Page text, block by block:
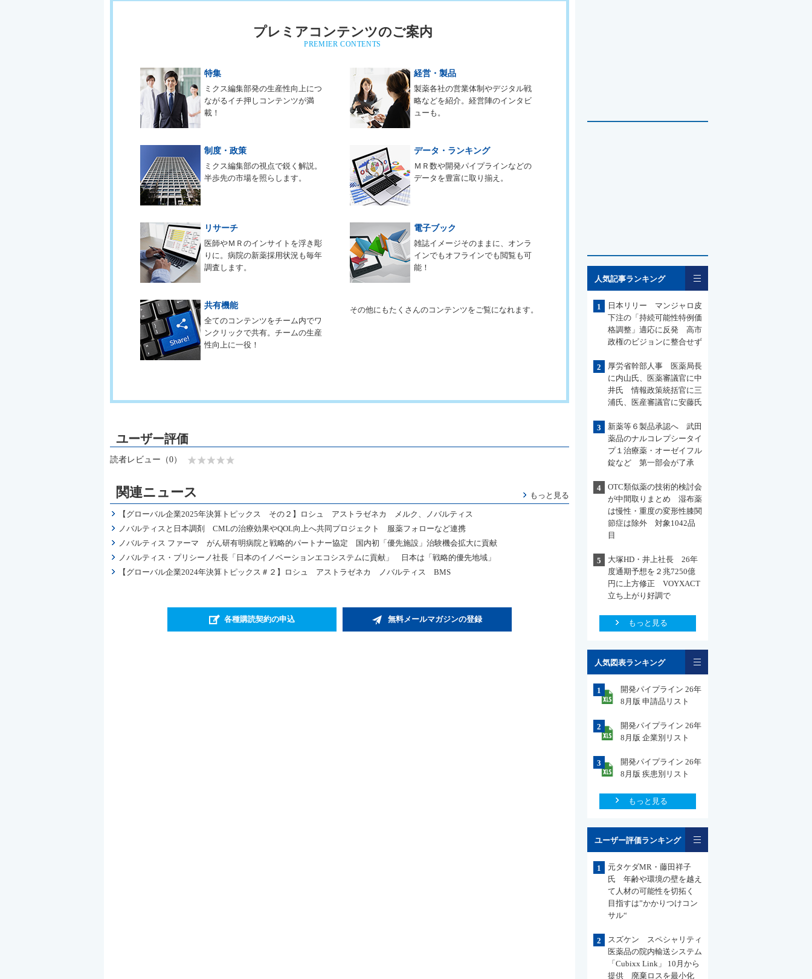
プレミアコンテンツのご案内
PREMIER CONTENTS
特集
ミクス編集部発の生産性向上につ
ながるイチ押しコンテンツが満
載！
経営・製品
製薬各社の営業体制やデジタル戦
略などを紹介。経営陣のインタビ
ューも。
制度・政策
ミクス編集部の視点で鋭く解説。
半歩先の市場を照らします。
データ・ランキング
ＭＲ数や開発パイプラインなどの
データを豊富に取り揃え。
リサーチ
医師やＭＲのインサイトを浮き彫
りに。病院の新薬採用状況も毎年
調査します。
電子ブック
雑誌イメージそのままに、オンラ
インでもオフラインでも閲覧も可
能！
共有機能
全てのコンテンツをチーム内でワ
ンクリックで共有。チームの生産
性向上に一役！
その他にもたくさんのコンテンツをご覧になれます。
読者レビュー（0）
関連ニュース もっと見る
【グローバル企業2025年決算トピックス その２】ロシュ アストラゼネカ メルク、ノバルティス
ノバルティスと日本調剤 CMLの治療効果やQOL向上へ共同プロジェクト 服薬フォローなど連携
ノバルティス ファーマ がん研有明病院と戦略的パートナー協定 国内初「優先施設」治験機会拡大に貢献
ノバルティス・プリシーノ社長「日本のイノベーションエコシステムに貢献」 日本は「戦略的優先地域」
【グローバル企業2024年決算トピックス＃２】ロシュ アストラゼネカ ノバルティス BMS
各種購読契約の申込 無料メールマガジンの登録
人気記事ランキング
1
日本リリー マンジャロ皮
下注の「持続可能性特例価
格調整」適応に反発 高市
政権のビジョンに整合せず
2
厚労省幹部人事 医薬局長
に内山氏、医薬審議官に中
井氏 情報政策統括官に三
浦氏、医産審議官に安藤氏
3
新薬等６製品承認へ 武田
薬品のナルコレプシータイ
プ１治療薬・オーゼイフル
錠など 第一部会が了承
4
OTC類似薬の技術的検討会
が中間取りまとめ 湿布薬
は慢性・重度の変形性膝関
節症は除外 対象1042品
目
5
大塚HD・井上社長 26年
度通期予想を２兆7250億
円に上方修正 VOYXACT
立ち上がり好調で
もっと見る
人気図表ランキング
1
開発パイプライン 26年
8月版 申請品リスト
2
開発パイプライン 26年
8月版 企業別リスト
3
開発パイプライン 26年
8月版 疾患別リスト
もっと見る
ユーザー評価ランキング
1
元タケダMR・藤田祥子
氏 年齢や環境の壁を越え
て人材の可能性を切拓く
目指すは”かかりつけコン
サル“
2
スズケン スペシャリティ
医薬品の院内輸送システム
「Cubixx Link」 10月から
提供 廃棄ロスを最小化